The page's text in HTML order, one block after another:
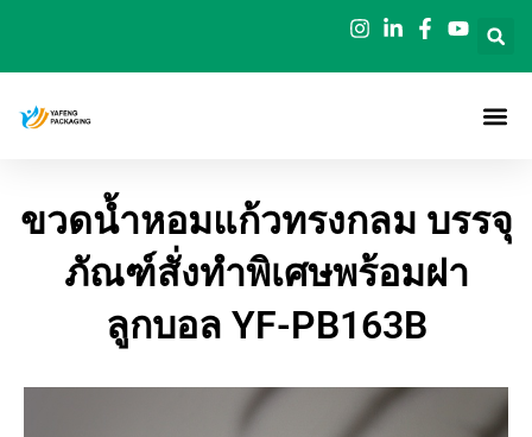
ยัง
ขวดน้ำหอมแก้วทรงกลม บรรจุ
ภัณฑ์สั่งทำพิเศษพร้อมฝา
ลูกบอล YF-PB163B